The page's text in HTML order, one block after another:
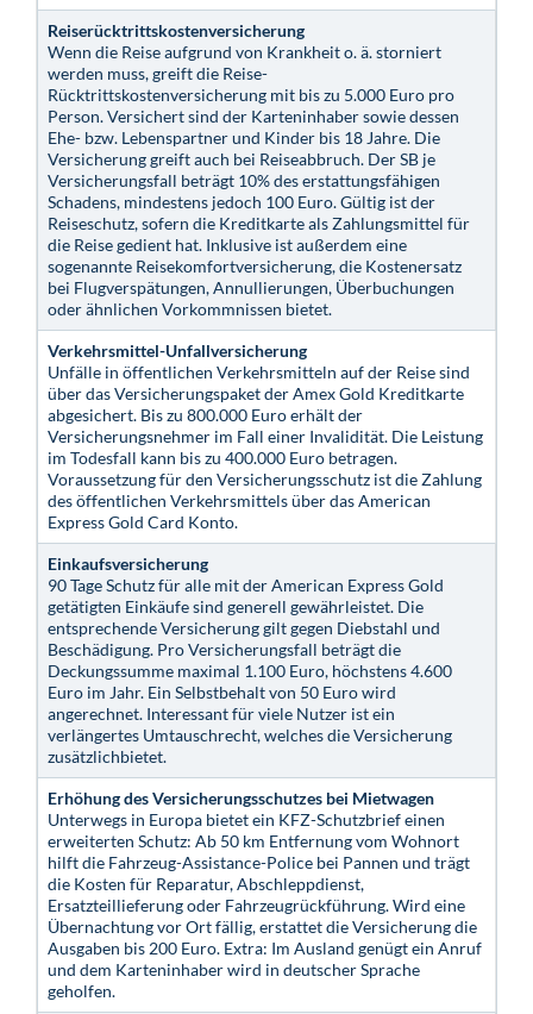
Reiserücktrittskostenversicherung
Wenn die Reise aufgrund von Krankheit o. ä. storniert
werden muss, greift die Reise-
Rücktrittskostenversicherung mit bis zu 5.000 Euro pro
Person. Versichert sind der Karteninhaber sowie dessen
Ehe- bzw. Lebenspartner und Kinder bis 18 Jahre. Die
Versicherung greift auch bei Reiseabbruch. Der SB je
Versicherungsfall beträgt 10% des erstattungsfähigen
Schadens, mindestens jedoch 100 Euro. Gültig ist der
Reiseschutz, sofern die Kreditkarte als Zahlungsmittel für
die Reise gedient hat. Inklusive ist außerdem eine
sogenannte Reisekomfortversicherung, die Kostenersatz
bei Flugverspätungen, Annullierungen, Überbuchungen
oder ähnlichen Vorkommnissen bietet.
Verkehrsmittel-Unfallversicherung
Unfälle in öffentlichen Verkehrsmitteln auf der Reise sind
über das Versicherungspaket der Amex Gold Kreditkarte
abgesichert. Bis zu 800.000 Euro erhält der
Versicherungsnehmer im Fall einer Invalidität. Die Leistung
im Todesfall kann bis zu 400.000 Euro betragen.
Voraussetzung für den Versicherungsschutz ist die Zahlung
des öffentlichen Verkehrsmittels über das American
Express Gold Card Konto.
Einkaufsversicherung
90 Tage Schutz für alle mit der American Express Gold
getätigten Einkäufe sind generell gewährleistet. Die
entsprechende Versicherung gilt gegen Diebstahl und
Beschädigung. Pro Versicherungsfall beträgt die
Deckungssumme maximal 1.100 Euro, höchstens 4.600
Euro im Jahr. Ein Selbstbehalt von 50 Euro wird
angerechnet. Interessant für viele Nutzer ist ein
verlängertes Umtauschrecht, welches die Versicherung
zusätzlichbietet.
Erhöhung des Versicherungsschutzes bei Mietwagen
Unterwegs in Europa bietet ein KFZ-Schutzbrief einen
erweiterten Schutz: Ab 50 km Entfernung vom Wohnort
hilft die Fahrzeug-Assistance-Police bei Pannen und trägt
die Kosten für Reparatur, Abschleppdienst,
Ersatzteillieferung oder Fahrzeugrückführung. Wird eine
Übernachtung vor Ort fällig, erstattet die Versicherung die
Ausgaben bis 200 Euro. Extra: Im Ausland genügt ein Anruf
und dem Karteninhaber wird in deutscher Sprache
geholfen.